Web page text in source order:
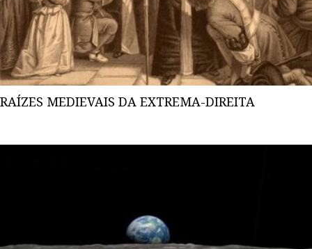
RAÍZES MEDIEVAIS DA EXTREMA-DIREITA